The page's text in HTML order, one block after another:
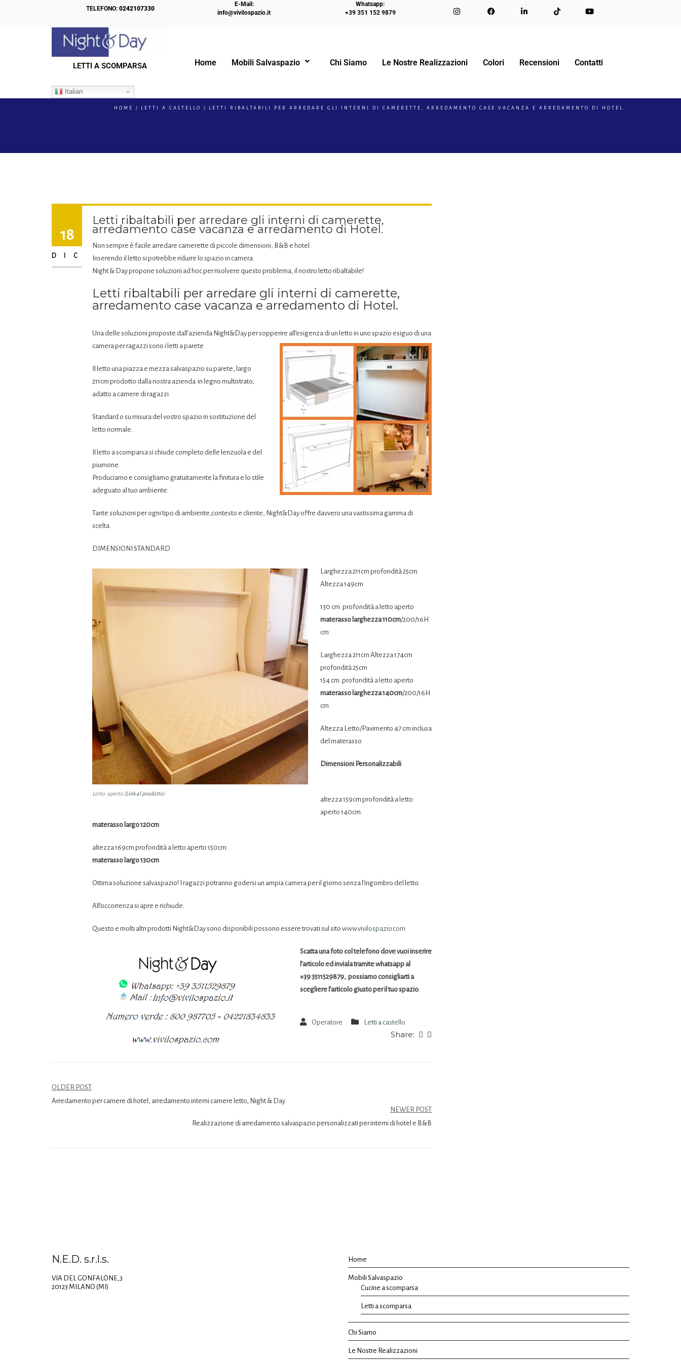
TELEFONO:0242107330
E-Mail:
info@vivilospazio.it
Whatsapp:
+39 351 152 9879
LETTI A SCOMPARSA
Italian
Home Mobili Salvaspazio Chi Siamo Le Nostre Realizzazioni Colori Recensioni Contatti
IL NOSTRO BLOG!
HOME LETTI A CASTELLO LETTI RIBALTABILI PER ARREDARE GLI INTERNI DI CAMERETTE, ARREDAMENTO CASE VACANZA E ARREDAMENTO DI HOTEL.
18
DIC
Letti ribaltabili per arredare gli interni di camerette,
arredamento case vacanza e arredamento di Hotel.
Non sempre è facile arredare camerette di piccole dimensioni, B&B e hotel.
Inserendo il letto si potrebbe ridurre lo spazio in camera.
Night & Day propone soluzioni ad hoc per risolvere questo problema, il nostro letto ribaltabile!
Letti ribaltabili per arredare gli interni di camerette,
arredamento case vacanza e arredamento di Hotel.
Una delle soluzioni proposte dall’azienda Night&Day per sopperire all’esigenza di un letto in uno spazio esiguo di una
camera per ragazzi sono i letti a parete.
Il letto una piazza e mezza salvaspazio su parete, largo
211cm prodotto dalla nostra azienda in legno multistrato,
adatto a camere di ragazzi.
Standard o su misura del vostro spazio in sostituzione del
letto normale.
Il letto a scomparsa si chiude completo delle lenzuola e del
piumone.
Produciamo e consigliamo gratuitamente la finitura e lo stile
adeguato al tuo ambiente.
Tante soluzioni per ogni tipo di ambiente,contesto e cliente, Night&Day offre davvero una vastissima gamma di
scelta.
DIMENSIONI STANDARD
Letto aperto (Link al prodotto)
Larghezza 211cm profondità 25cm
Altezza 149cm
130 cm. profondità a letto aperto
materasso larghezza 110cm/200/16H
cm
Larghezza 211cm Altezza 174cm
profondità 25cm
154 cm. profondità a letto aperto
materasso larghezza 140cm/200/16H
cm
Altezza Letto/Pavimento 47 cm inclusa
del materasso
Dimensioni Personalizzabili
altezza 159cm profondità a letto
aperto 140cm
materasso largo 120cm
altezza 169cm profondità a letto aperto 150cm
materasso largo 130cm
Ottima soluzione salvaspazio! I ragazzi potranno godersi un ampia camera per il giorno senza l’ingombro del letto.
All’occorrenza si apre e richiude.
Questo e molti altri prodotti Night&Day sono disponibili possono essere trovati sul sito www.vivilospazio.com
Scatta una foto col telefono dove vuoi inserire
l’articolo ed inviala tramite whatsapp al
+39 3511529879, possiamo consigliarti a
scegliere l’articolo giusto per il tuo spazio.
Operatore Letti a castello
Share:
OLDER POST
Arredamento per camere di hotel, arredamento interni camere letto, Night & Day
NEWER POST
Realizzazione di arredamento salvaspazio personalizzati per interni di hotel e B&B
N.E.D. s.r.l.s.
VIA DEL GONFALONE,3
20123 MILANO (MI)
Home
Mobili Salvaspazio
Cucine a scomparsa
Letti a scomparsa
Chi Siamo
Le Nostre Realizzazioni